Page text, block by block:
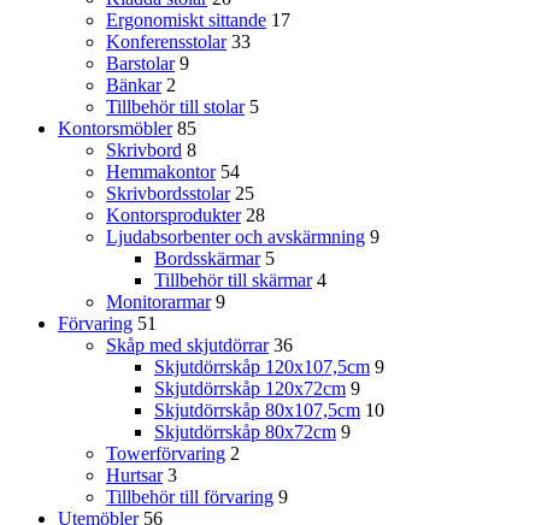
Ergonomiskt sittande 17
Konferensstolar 33
Barstolar 9
Bänkar 2
Tillbehör till stolar 5
Kontorsmöbler 85
Skrivbord 8
Hemmakontor 54
Skrivbordsstolar 25
Kontorsprodukter 28
Ljudabsorbenter och avskärmning 9
Bordsskärmar 5
Tillbehör till skärmar 4
Monitorarmar 9
Förvaring 51
Skåp med skjutdörrar 36
Skjutdörrskåp 120x107,5cm 9
Skjutdörrskåp 120x72cm 9
Skjutdörrskåp 80x107,5cm 10
Skjutdörrskåp 80x72cm 9
Towerförvaring 2
Hurtsar 3
Tillbehör till förvaring 9
Utemöbler 56